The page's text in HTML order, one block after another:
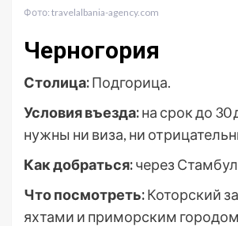
Фото: travelalbania-agency.com
Черногория
Столица:Подгорица.
Условия въезда:на срок до 30
нужны ни виза, ни
Как добраться:через
Что посмотреть:Которский
яхтами и приморским